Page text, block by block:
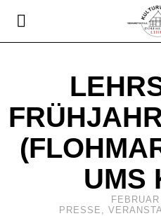
UMS
PRESSE ,